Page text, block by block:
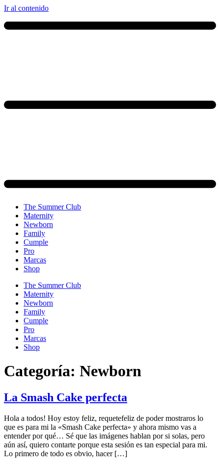
Ir al contenido
The Summer Club
Maternity
Newborn
Family
Cumple
Pro
Marcas
Shop
The Summer Club
Maternity
Newborn
Family
Cumple
Pro
Marcas
Shop
Categoría: Newborn
La Smash Cake perfecta
Hola a todos! Hoy estoy feliz, requetefeliz de poder mostraros lo
que es para mi la «Smash Cake perfecta» y ahora mismo vas a
entender por qué… Sé que las imágenes hablan por si solas, pero
aún así, quiero contarte porque esta sesión es tan especial para mi.
Lo primero de todo es obvio, hacer […]